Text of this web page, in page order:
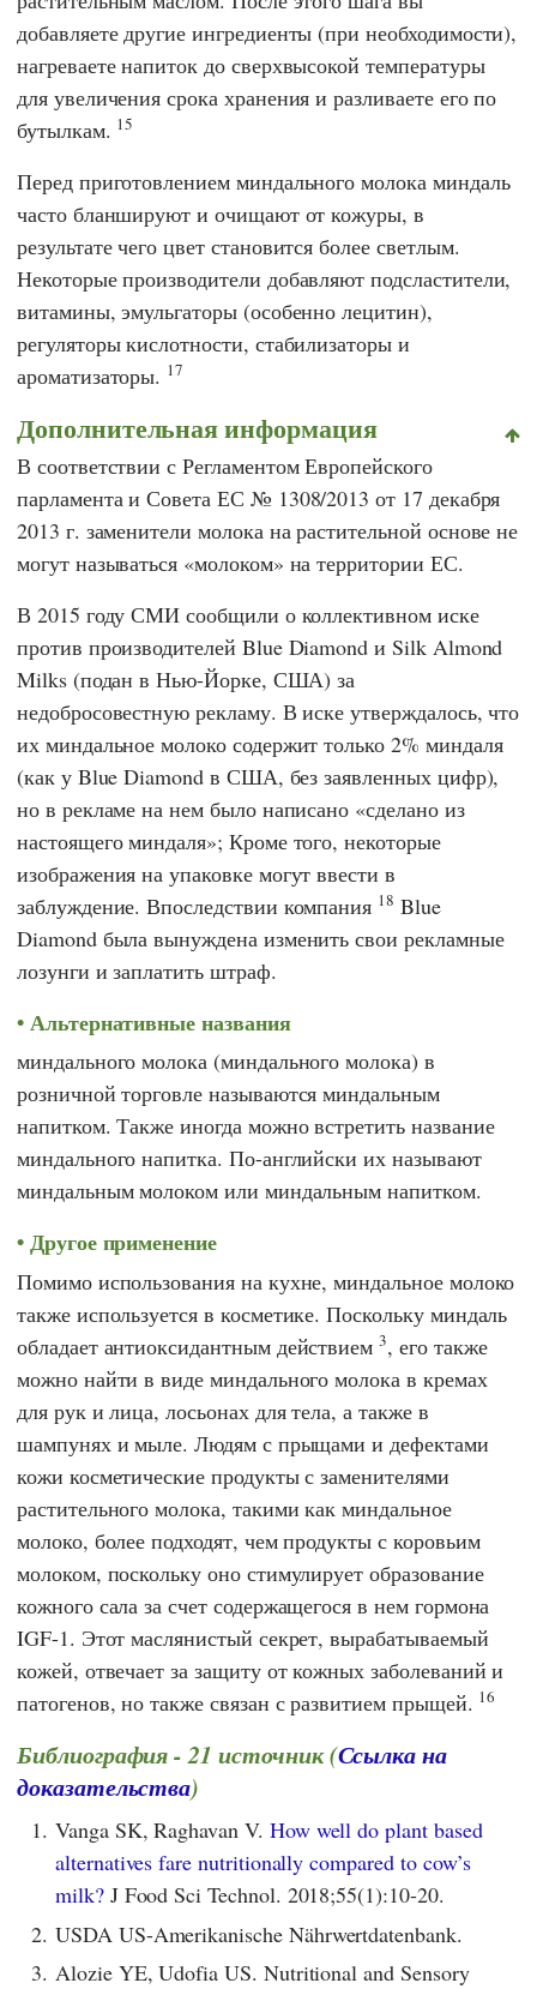
добавляете другие ингредиенты (при необходимости),
нагреваете напиток до сверхвысокой температуры
для увеличения срока хранения и разливаете его по
бутылкам. 15
Перед приготовлением миндального молока миндаль
часто бланшируют и очищают от кожуры, в
результате чего цвет становится более светлым.
Некоторые производители добавляют подсластители,
витамины, эмульгаторы (особенно лецитин),
регуляторы кислотности, стабилизаторы и
ароматизаторы. 17
Дополнительная информация
В соответствии с РегламентомЕвропейского
парламентаи Совета ЕС № 1308/2013 от 17 декабря
2013 г. заменители молока на растительной основе не
могут называться «молоком» на территории ЕС.
В 2015 году СМИ сообщили о коллективном иске
против производителей Blue Diamond иSilk Almond
Milks(подан в Нью-Йорке, США) за
недобросовестную рекламу. В иске утверждалось, что
их миндальное молоко содержит только 2% миндаля
(как у Blue Diamondв США, без заявленных цифр),
но в рекламе на нем было написано «сделано из
настоящего миндаля»; Кроме того, некоторые
изображения на упаковке могут ввести в
заблуждение. Впоследствии компания 18 Blue
Diamondбыла вынуждена изменить свои рекламные
лозунги и заплатить штраф.
Альтернативные названия
миндального молока (миндального молока) в
розничной торговле называются миндальным
напитком. Также иногда можно встретить название
миндального напитка. По-английски их называют
миндальным молоком или миндальным напитком.
Другое применение
Помимо использования на кухне, миндальное молоко
также используется в косметике. Поскольку миндаль
обладает антиоксидантным действием3, его также
можно найти в виде миндального молока в кремах
для рук и лица, лосьонах для тела, а также в
шампунях и мыле. Людям с прыщами и дефектами
кожи косметические продукты с заменителями
растительного молока, такими как миндальное
молоко, более подходят, чем продукты с коровьим
молоком, поскольку оно стимулирует образование
кожного сала за счет содержащегося в нем гормона
IGF-1. Этот маслянистый секрет, вырабатываемый
кожей, отвечает за защиту от кожных заболеваний и
патогенов, но также связан с развитием прыщей. 16
Библиография - 21 источник (Ссылка на
доказательства)
1. Vanga SK, Raghavan V. How well do plant based
alternatives fare nutritionally compared to cow’s
milk?J Food Sci Technol. 2018;55(1):10-20.
2. USDA US-Amerikanische Nährwertdatenbank.
3. Alozie YE, Udofia US. Nutritional and Sensory